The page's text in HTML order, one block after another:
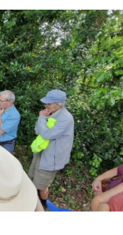
Roches
Lames minces de roches
Minéraux
Inventaire des minéraux
vendéens
Fossiles
Paysages, affleurements